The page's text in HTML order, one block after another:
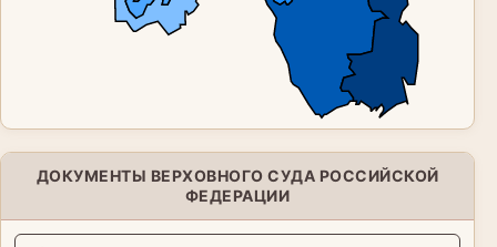
ДОКУМЕНТЫ ВЕРХОВНОГО СУДА РОССИЙСКОЙ
ФЕДЕРАЦИИ